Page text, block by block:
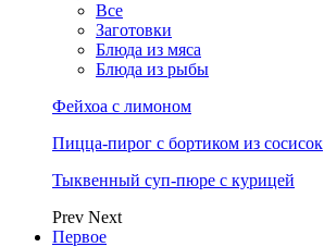
Все
Заготовки
Блюда из мяса
Блюда из рыбы
Фейхоа с лимоном
Пицца-пирог с бортиком из сосисок
Тыквенный суп-пюре с курицей
Prev Next
Первое